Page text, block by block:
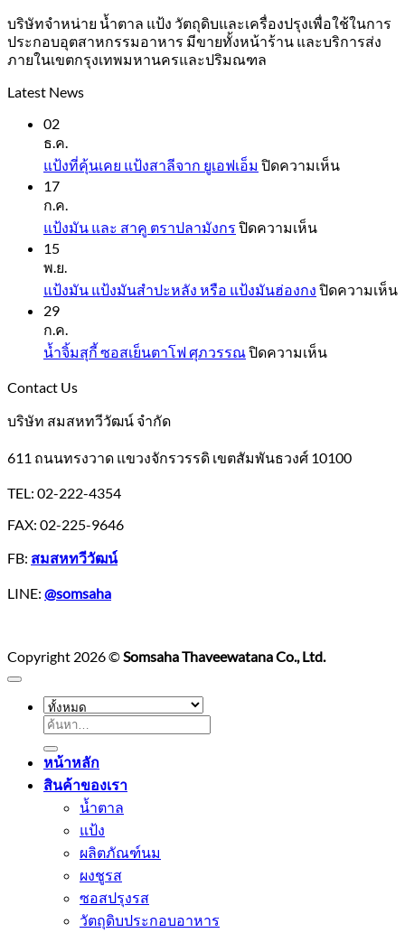
บริษัทจำหน่าย น้ำตาล แป้ง วัตถุดิบและเครื่องปรุงเพื่อใช้ในการ
ประกอบอุตสาหกรรมอาหาร มีขายทั้งหน้าร้าน และบริการส่ง
ภายในเขตกรุงเทพมหานครและปริมณฑล
Latest News
02
ธ.ค.
แป้งที่คุ้นเคย แป้งสาลีจาก ยูเอฟเอ็ม ปิดความเห็นบน
สาลี
17
ก.ค.
แป้งมัน และ สาคู ตราปลามังกร ปิดความเห็นบน
และ
ปลา
15
พ.ย.
แป้งมัน แป้งมันสำปะหลัง หรือ แป้งมันฮ่องกง ปิดความเห็น
29
ก.ค.
น้ำจิ้มสุกี้ ซอสเย็นตาโฟ ศุภวรรณปิดความเห็นบน
ซอส
Contact Us
บริษัท สมสหทวีวัฒน์ จำกัด
611 ถนนทรงวาด แขวงจักรวรรดิ เขตสัมพันธวงศ์ 10100
TEL: 02-222-4354
FAX: 02-225-9646
FB: สมสหทวีวัฒน์
LINE: @somsaha
Copyright 2026 ©Somsaha Thaveewatana Co., Ltd.
ค้นหา:
หน้าหลัก
สินค้าของเรา
น้ำตาล
แป้ง
ผลิตภัณฑ์นม
ผงชูรส
ซอสปรุงรส
วัตถุดิบประกอบอาหาร